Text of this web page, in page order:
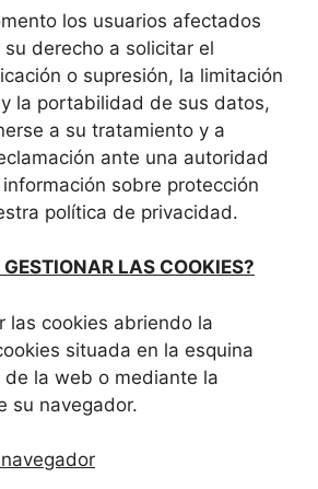
los usuarios afectados
derecho a solicitar el
o supresión, la limitación
la portabilidad de sus datos,
a su tratamiento y a
ante una autoridad
sobre protección
política de privacidad.
LAS COOKIES?
las cookies abriendo la
situada en la esquina
la web o mediante la
su navegador.